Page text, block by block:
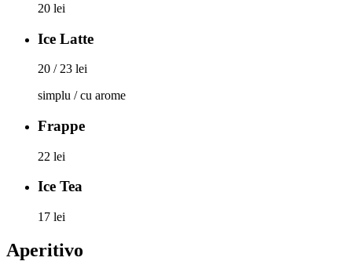
20 lei
Ice Latte
20 / 23 lei
simplu / cu arome
Frappe
22 lei
Ice Tea
17 lei
Aperitivo